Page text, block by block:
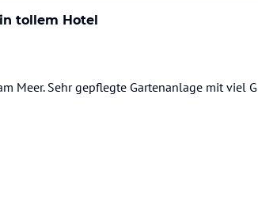
tollem Hotel
Meer. Sehr gepflegte Gartenanlage mit viel